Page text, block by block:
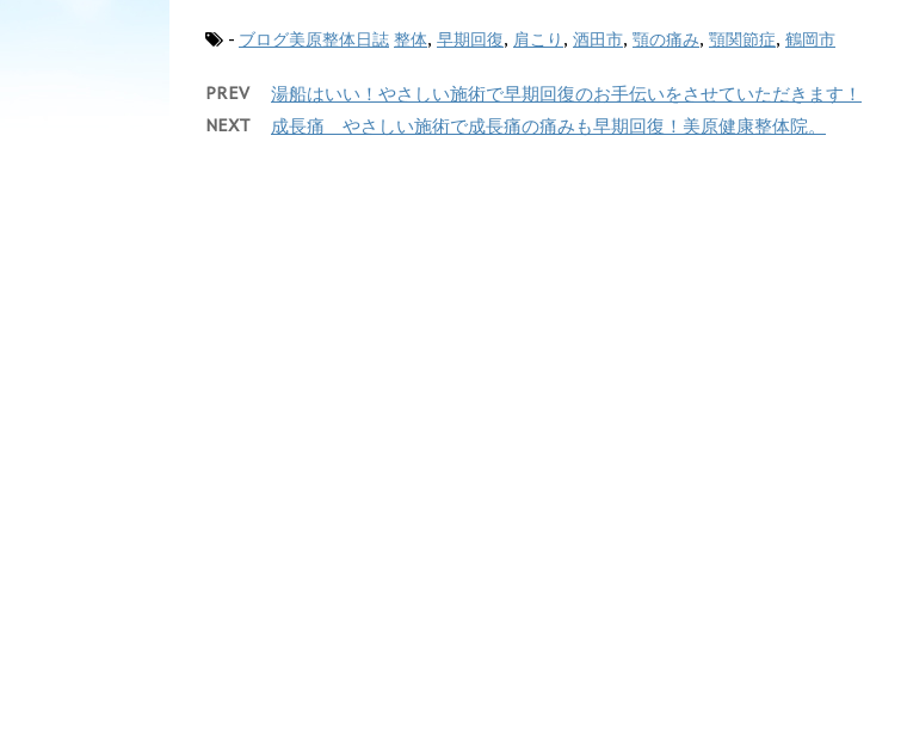
- ブログ美原整体日誌 整体, 早期回復, 肩こり , 酒田市, 顎の痛み, 顎関節症, 鶴岡市
PREV 湯船はいい！やさしい施術で早期回復のお手伝いをさせていただきます！
NEXT 成長痛 やさしい施術で成長痛の痛みも早期回復！美原健康整体院。